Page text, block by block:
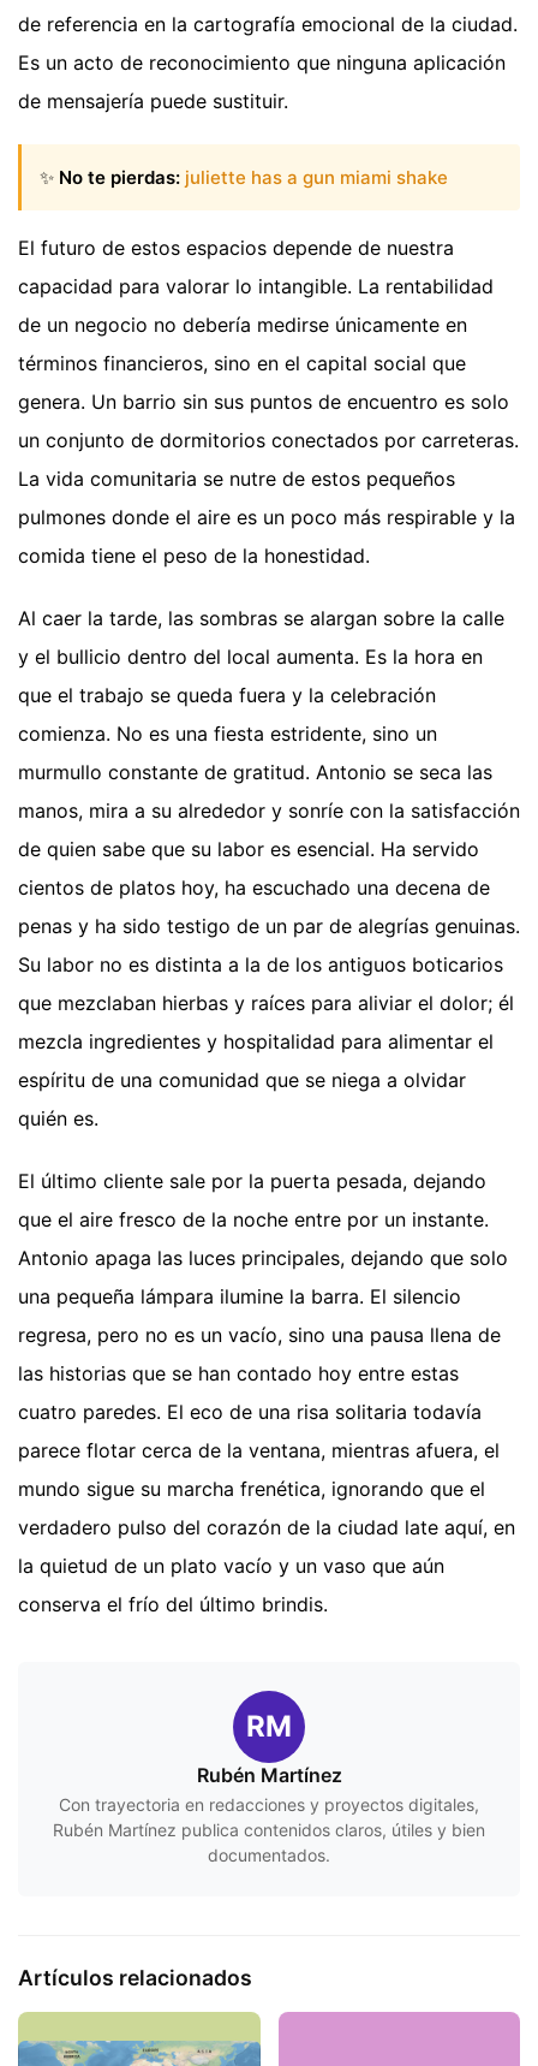
de referencia en la cartografía emocional de la ciudad.
Es un acto de reconocimiento que ninguna aplicación
de mensajería puede sustituir.
✨ No te pierdas: juliette has a gun miami shake
El futuro de estos espacios depende de nuestra
capacidad para valorar lo intangible. La rentabilidad
de un negocio no debería medirse únicamente en
términos financieros, sino en el capital social que
genera. Un barrio sin sus puntos de encuentro es solo
un conjunto de dormitorios conectados por carreteras.
La vida comunitaria se nutre de estos pequeños
pulmones donde el aire es un poco más respirable y la
comida tiene el peso de la honestidad.
Al caer la tarde, las sombras se alargan sobre la calle
y el bullicio dentro del local aumenta. Es la hora en
que el trabajo se queda fuera y la celebración
comienza. No es una fiesta estridente, sino un
murmullo constante de gratitud. Antonio se seca las
manos, mira a su alrededor y sonríe con la satisfacción
de quien sabe que su labor es esencial. Ha servido
cientos de platos hoy, ha escuchado una decena de
penas y ha sido testigo de un par de alegrías genuinas.
Su labor no es distinta a la de los antiguos boticarios
que mezclaban hierbas y raíces para aliviar el dolor; él
mezcla ingredientes y hospitalidad para alimentar el
espíritu de una comunidad que se niega a olvidar
quién es.
El último cliente sale por la puerta pesada, dejando
que el aire fresco de la noche entre por un instante.
Antonio apaga las luces principales, dejando que solo
una pequeña lámpara ilumine la barra. El silencio
regresa, pero no es un vacío, sino una pausa llena de
las historias que se han contado hoy entre estas
cuatro paredes. El eco de una risa solitaria todavía
parece flotar cerca de la ventana, mientras afuera, el
mundo sigue su marcha frenética, ignorando que el
verdadero pulso del corazón de la ciudad late aquí, en
la quietud de un plato vacío y un vaso que aún
conserva el frío del último brindis.
RM
Rubén Martínez
Con trayectoria en redacciones y proyectos digitales,
Rubén Martínez publica contenidos claros, útiles y bien
documentados.
Artículos relacionados